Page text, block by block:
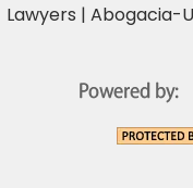
Lawyers | Abogacia-